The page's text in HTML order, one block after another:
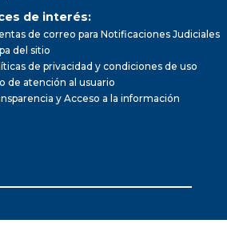
de interés:
de correo para Notificaciones Judiciales
del sitio
de privacidad y condiciones de uso
de atención al usuario
y Acceso a la información